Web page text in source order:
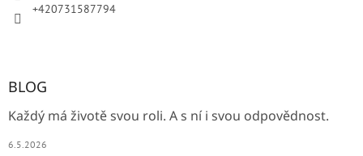
+420731587794
BLOG
Každý má životě svou roli. A s ní i svou odpovědnost.
6.5.2026